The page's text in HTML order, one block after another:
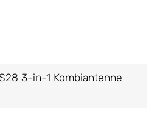
3-in-1 Kombiantenne